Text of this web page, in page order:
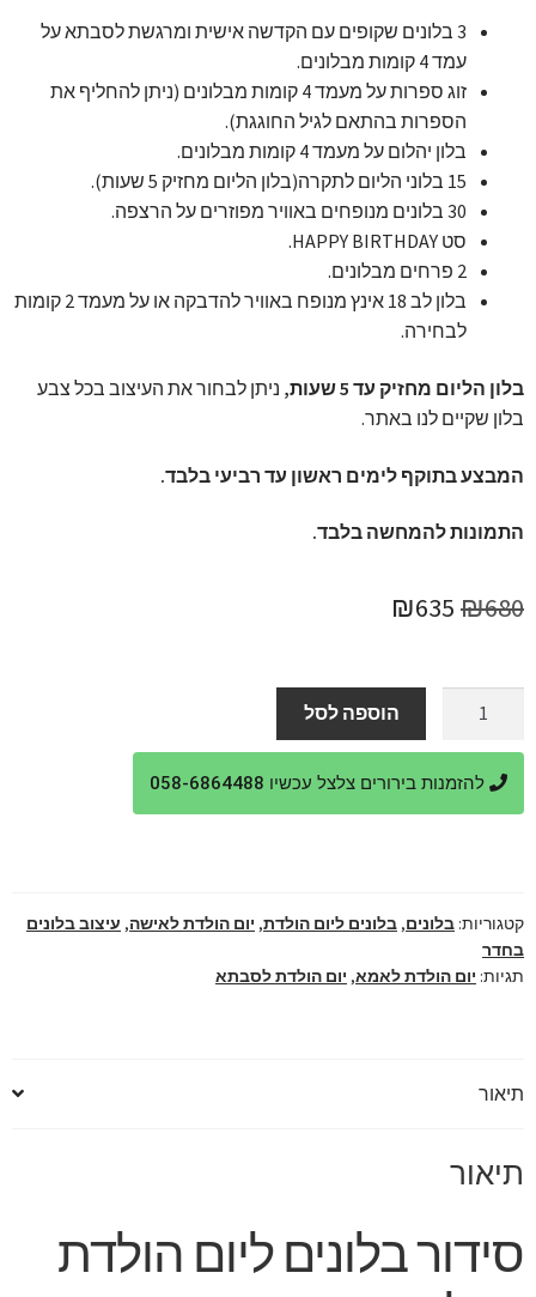
3 בלונים שקופים עם הקדשה אישית ומרגשת לסבתא על
עמד 4 קומות מבלונים.
זוג ספרות על מעמד 4 קומות מבלונים (ניתן להחליף את
הספרות בהתאם לגיל החוגגת).
בלון יהלום על מעמד 4 קומות מבלונים.
15 בלוני הליום לתקרה(בלון הליום מחזיק 5 שעות).
30 בלונים מנופחים באוויר מפוזרים על הרצפה.
סט HAPPY BIRTHDAY.
2 פרחים מבלונים.
בלון לב 18 אינץ מנופח באוויר להדבקה או על מעמד 2 קומות
לבחירה.
בלון הליום מחזיק עד 5 שעות,
ניתן לבחור את העיצוב בכל צבע
בלון שקיים לנו באתר.
המבצע בתוקף לימים ראשון עד רביעי בלבד.
התמונות להמחשה בלבד.
₪680
המחיר
היה:
₪680.
₪635
הוא:
₪635.
סידור
בלונים
ליום
הוספה לסל
להזמנות בירורים צלצל עכשיו 058-6864488
קטגוריות: בלונים, בלונים ליום הולדת, יום הולדת לאישה, עיצוב בלונים
בחדר
תגיות: יום הולדת לאמא, יום הולדת לסבתא
תיאור
תיאור
סידור בלונים ליום הולדת